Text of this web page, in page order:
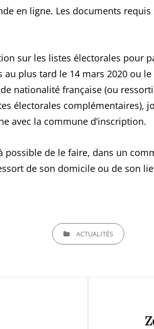
en ligne. Les documents
sur les listes électorales pour
au plus tard le 14 mars 2020 ou
nationalité française (ou
électorales complémentaires),
avec la commune d’inscription.
possible de le faire, dans un
de son domicile ou de son
CATEGORIESACTUALITÉS